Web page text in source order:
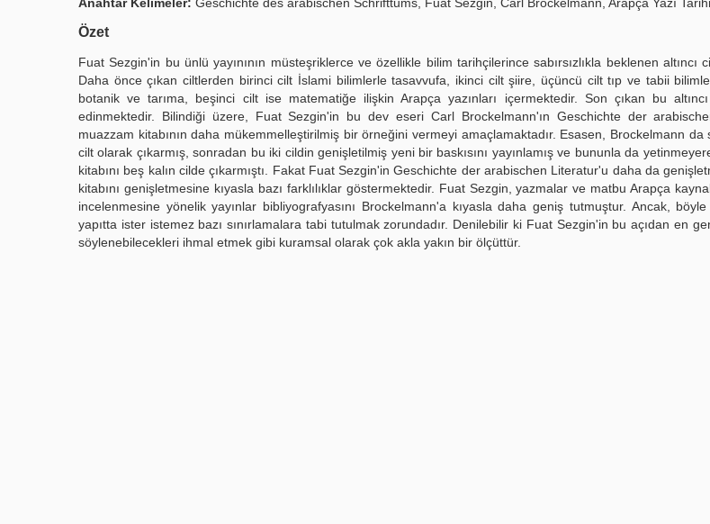
Özet
Fuat Sezgin'in bu ünlü yayınının müsteşriklerce ve özellikle bilim tarihçilerince sabırsızlıkla beklenen altıncı
Daha önce çıkan ciltlerden birinci cilt İslami bilimlerle tasavvufa, ikinci cilt şiire, üçüncü cilt tıp ve tabii
botanik ve tarıma, beşinci cilt ise matematiğe ilişkin Arapça yazınları içermektedir. Son çıkan bu
edinmektedir. Bilindiği üzere, Fuat Sezgin'in bu dev eseri Carl Brockelmann'ın Geschichte der
muazzam kitabının daha mükemmelleştirilmiş bir örneğini vermeyi amaçlamaktadır. Esasen, Brockelmann da
cilt olarak çıkarmış, sonradan bu iki cildin genişletilmiş yeni bir baskısını yayınlamış ve bununla da
kitabını beş kalın cilde çıkarmıştı. Fakat Fuat Sezgin'in Geschichte der arabischen Literatur'u daha da
kitabını genişletmesine kıyasla bazı farklılıklar göstermektedir. Fuat Sezgin, yazmalar ve matbu Arapça
incelenmesine yönelik yayınlar bibliyografyasını Brockelmann'a kıyasla daha geniş tutmuştur. Ancak,
yapıtta ister istemez bazı sınırlamalara tabi tutulmak zorundadır. Denilebilir ki Fuat Sezgin'in bu açıdan en
söylenebilecekleri ihmal etmek gibi kuramsal olarak çok akla yakın bir ölçüttür.